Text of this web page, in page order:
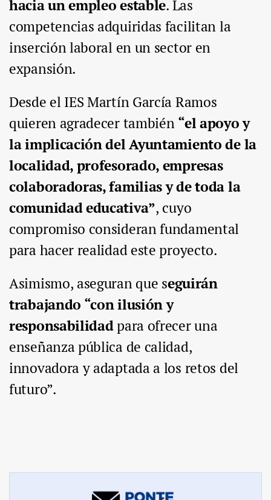
hacia un empleo estable. Las
competencias adquiridas facilitan la
inserción laboral en un sector en
expansión.
Desde el IES Martín García Ramos
quieren agradecer también“el apoyo y
la implicación del Ayuntamiento de la
localidad, profesorado, empresas
colaboradoras, familias y de toda la
comunidad educativa”, cuyo
compromiso consideran fundamental
para hacer realidad este proyecto.
Asimismo, aseguran que seguirán
trabajando “con ilusión y
responsabilidadpara ofrecer una
enseñanza pública de calidad,
innovadora y adaptada a los retos del
futuro”.